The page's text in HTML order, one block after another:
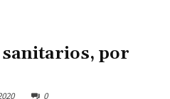
sanitarios, por
0